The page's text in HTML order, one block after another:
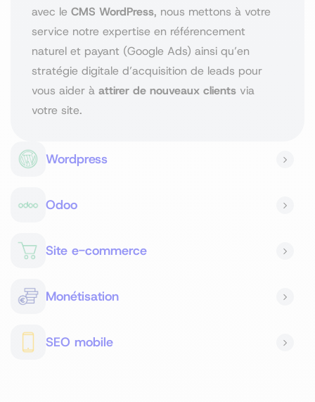
avec le CMS WordPress, nous mettons à votre
service notre expertise en référencement
naturel et payant (Google Ads) ainsi qu’en
stratégie digitale d’acquisition de leads pour
vous aider à attirer de nouveaux clients via
votre site.
Wordpress
Odoo
Site e-commerce
Monétisation
SEO mobile